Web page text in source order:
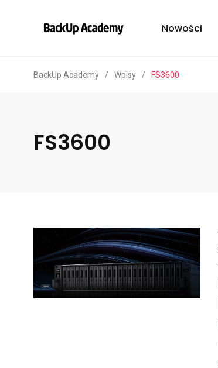
Nowości
BackUp Academy / Wpisy / FS3600
FS3600